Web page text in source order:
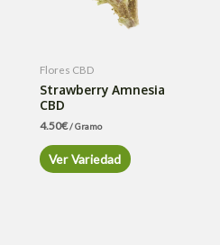
Flores CBD
Strawberry Amnesia
CBD
4.50€/ Gramo
Ver Variedad